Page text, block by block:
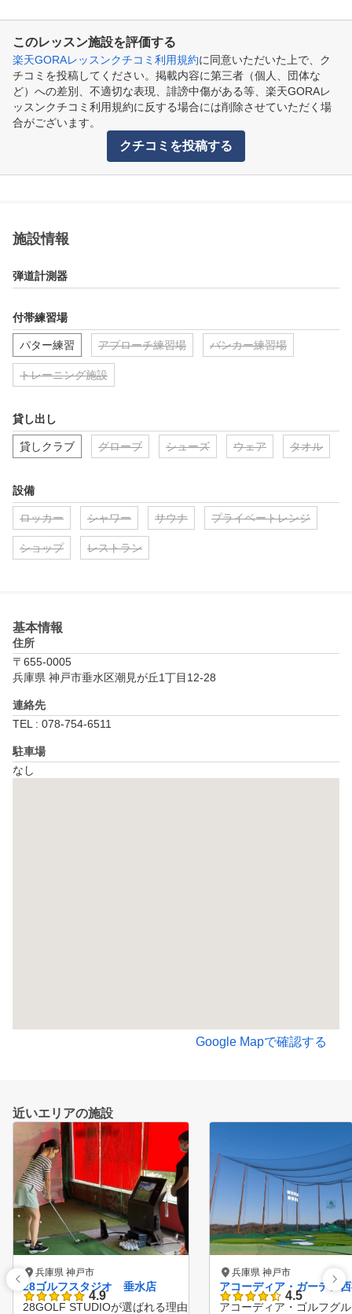
このレッスン施設を評価する
楽天GORAレッスンクチコミ利用規約に同意いただいた上で、ク
チコミを投稿してください。掲載内容に第三者（個人、団体な
ど）への差別、不適切な表現、誹謗中傷がある等、楽天GORAレ
ッスンクチコミ利用規約に反する場合には削除させていただく場
合がございます。
クチコミを投稿する
施設情報
弾道計測器
付帯練習場
パター練習 アプローチ練習場 バンカー練習場
トレーニング施設
貸し出し
貸しクラブ グローブ シューズ ウェア タオル
設備
ロッカー シャワー サウナ プライベートレンジ
ショップ レストラン
基本情報
住所
〒655-0005
兵庫県 神戸市垂水区潮見が丘1丁目12-28
連絡先
TEL : 078-754-6511
駐車場
なし
Google Mapで確認する
近いエリアの施設
兵庫県 神戸市
28ゴルフスタジオ 垂水店
4.9
28GOLF STUDIOが選ばれる理由 Point.01 理想の姿を
兵庫県 神戸市
アコーディア・ガーデン
4.5
アコーディア・ゴルフグ